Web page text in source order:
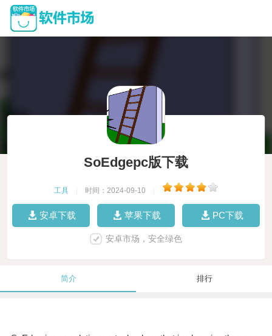
SoEdgepc版下载
工具 时间：2024-09-10
安卓下载 苹果下载 PC下载
安卓市场，安全绿色
简介 排行